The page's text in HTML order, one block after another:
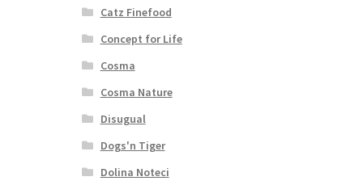
Catz Finefood
Concept for Life
Cosma
Cosma Nature
Disugual
Dogs'n Tiger
Dolina Noteci